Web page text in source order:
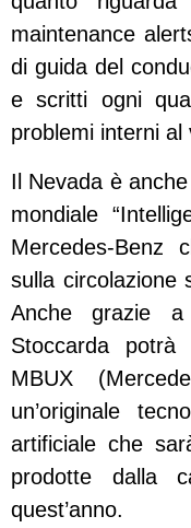
maintenance
di guida del
e scritti ogni
problemi interni al
Il Nevada è
mondiale
Mercedes-Benz
sulla circolazione
Anche grazie
Stoccarda
MBUX
un’originale
artificiale che
prodotte dalla
quest’anno.